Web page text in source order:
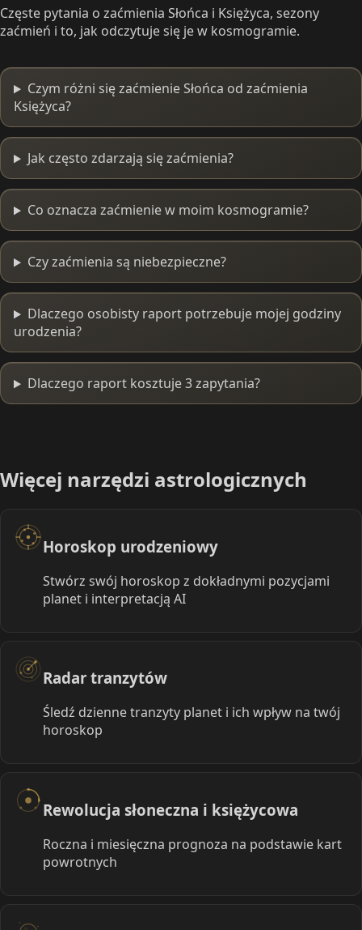
Częste pytania o zaćmienia Słońca i Księżyca, sezony
zaćmień i to, jak odczytuje się je w kosmogramie.
Czym różni się zaćmienie Słońca od zaćmienia
Księżyca?
Jak często zdarzają się zaćmienia?
Co oznacza zaćmienie w moim kosmogramie?
Czy zaćmienia są niebezpieczne?
Dlaczego osobisty raport potrzebuje mojej godziny
urodzenia?
Dlaczego raport kosztuje 3 zapytania?
Więcej narzędzi astrologicznych
Horoskop urodzeniowy
Stwórz swój horoskop z dokładnymi pozycjami
planet i interpretacją AI
Radar tranzytów
Śledź dzienne tranzyty planet i ich wpływ na twój
horoskop
Rewolucja słoneczna i księżycowa
Roczna i miesięczna prognoza na podstawie kart
powrotnych